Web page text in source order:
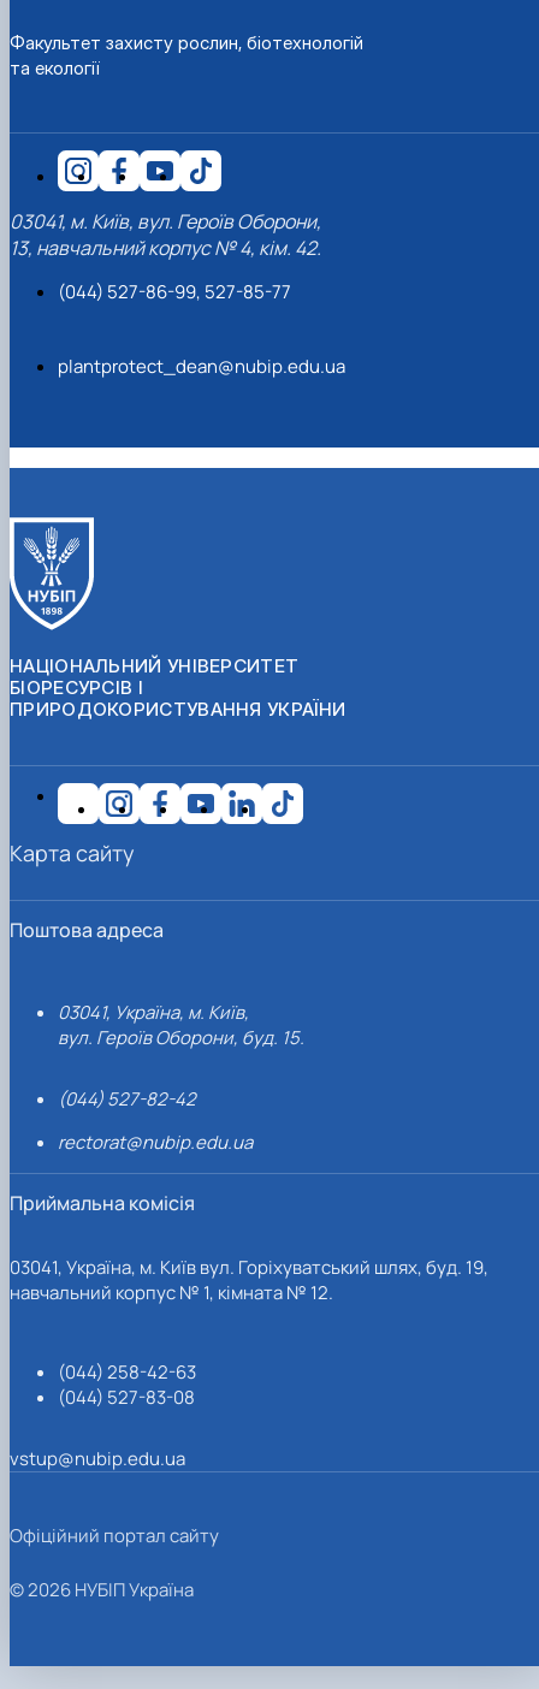
Факультет захисту рослин, біотехнологій
та екології
03041, м. Київ, вул. Героїв Оборони,
13, навчальний корпус № 4, кім. 42.
(044) 527-86-99, 527-85-77
plantprotect_dean@nubip.edu.ua
НАЦІОНАЛЬНИЙ УНІВЕРСИТЕТ
БІОРЕСУРСІВ І
ПРИРОДОКОРИСТУВАННЯ УКРАЇНИ
Поштова адреса
03041, Україна, м. Київ,
вул. Героїв Оборони, буд. 15.
(044) 527-82-42
rectorat@nubip.edu.ua
Приймальна комісія
03041, Україна, м. Київ вул. Горіхуватський шлях, буд. 19,
навчальний корпус № 1, кімната № 12.
(044) 258-42-63
(044) 527-83-08
vstup@nubip.edu.ua
Карта сайту
Офіційний портал сайту
© 2026 НУБІП Україна